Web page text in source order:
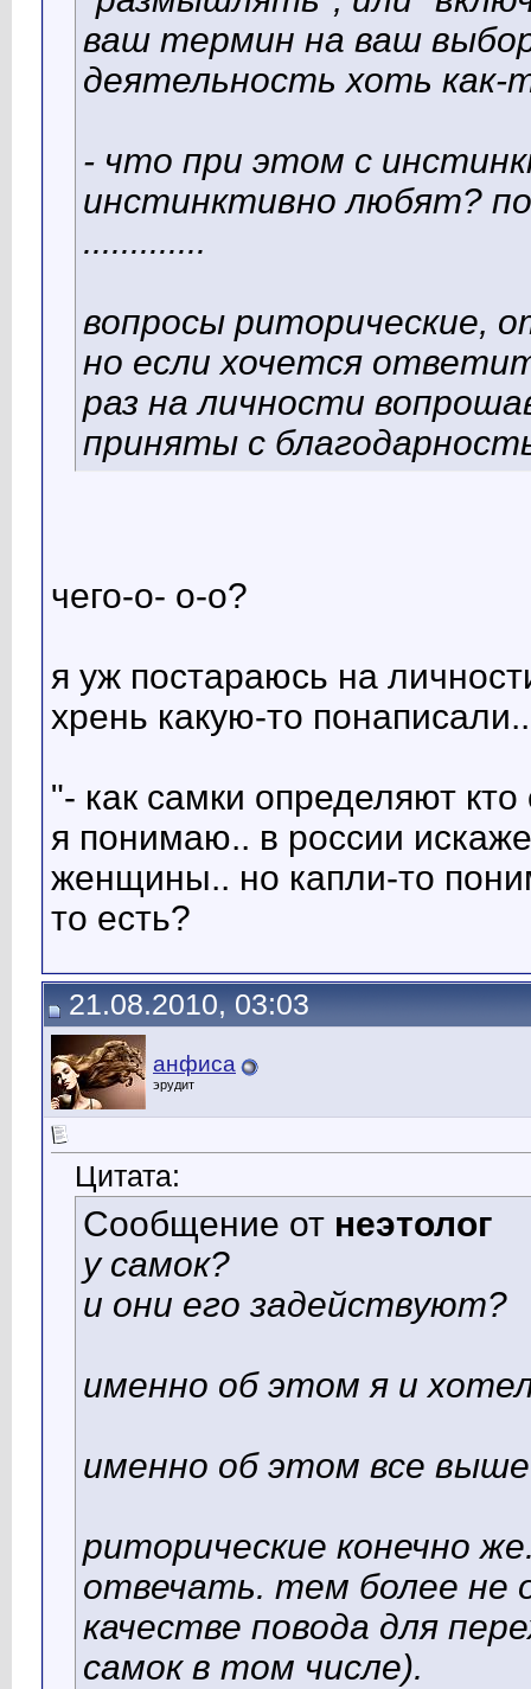
ваш термин на ваш выбор
деятельность хоть как-
- что при этом с
инстинктивно любят?
.............
вопросы риторические,
но если хочется
раз на личности
приняты с
чего-о- о-о?
я уж постараюсь на
хрень какую-то понаписали..
"- как самки определяют
я понимаю.. в россии
женщины.. но капли-то
то есть?
21.08.2010, 03:03
анфиса
эрудит
Цитата:
Сообщение от неэтолог
у самок?
и они его задействуют?
именно об этом я и
именно об этом все
риторические конечно
отвечать. тем более не
качестве повода для
самок в том числе).